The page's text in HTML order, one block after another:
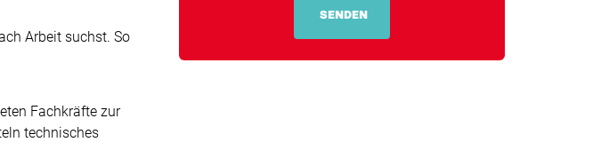
Arbeit suchst. So
Fachkräfte zur
technisches
SENDEN